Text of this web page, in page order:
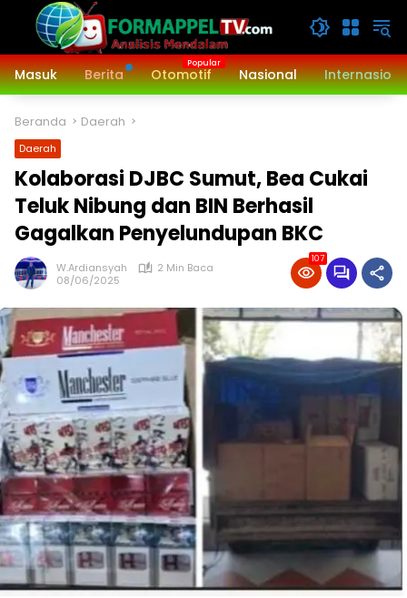
Langsung
konten
Masuk
Berita Otomotif Nasional
Beranda Daerah
Daerah
Kolaborasi DJBC Sumut, Bea Cukai
Teluk Nibung dan BIN Berhasil
Gagalkan Penyelundupan BKC
W.Ardiansyah
2 Min Baca
08/06/2025
107